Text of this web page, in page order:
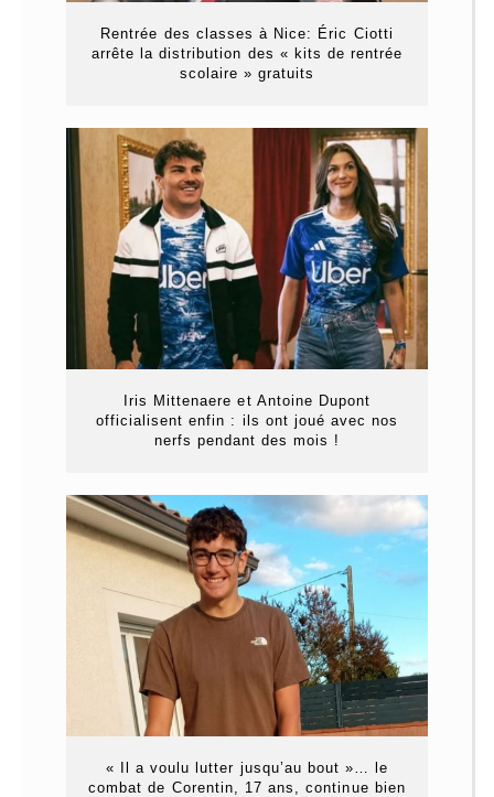
Rentrée des classes à Nice: Éric Ciotti
arrête la distribution des « kits de rentrée
scolaire » gratuits
Iris Mittenaere et Antoine Dupont
officialisent enfin : ils ont joué avec nos
nerfs pendant des mois !
« Il a voulu lutter jusqu’au bout »… le
combat de Corentin, 17 ans, continue bien